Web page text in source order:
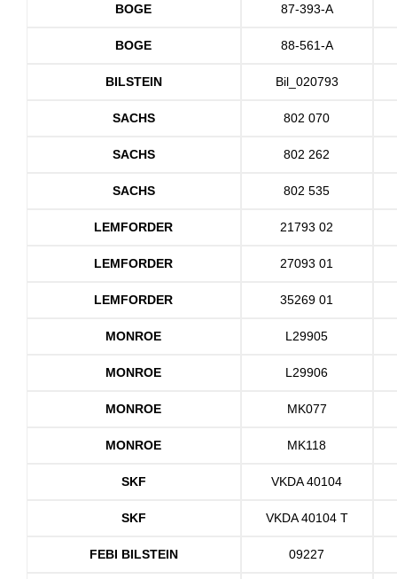
BOGE 87-393-A
BOGE 88-561-A
BILSTEIN Bil_020793
SACHS 802 070
SACHS 802 262
SACHS 802 535
LEMFORDER 21793 02
LEMFORDER 27093 01
LEMFORDER 35269 01
MONROE L29905
MONROE L29906
MONROE MK077
MONROE MK118
SKF VKDA 40104
SKF VKDA 40104 T
FEBI BILSTEIN 09227